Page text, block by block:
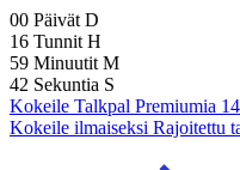
00 Päivät D
16 Tunnit H
59 Minuutit M
41 Sekuntia S
Kokeile Talkpal Premiumia
Kokeile ilmaiseksi Rajoitettu